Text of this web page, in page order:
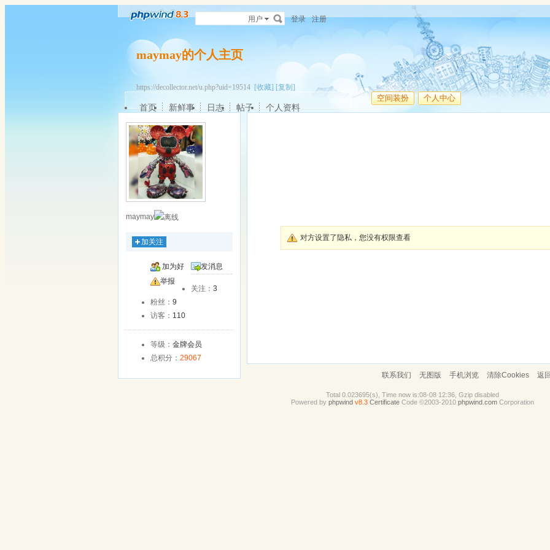
用户 登录 注册
maymay的个人主页
https://decollector.net/u.php?uid=19514 [收藏] [复制]
空间装扮 个人中心
首页 新鲜事 日志 帖子 个人资料
maymay
加关注
加为好
友
发消息
举报
关注： 3
粉丝： 9
访客： 110
等级： 金牌会员
总积分： 29067
对方设置了隐私，您没有权限查看
联系我们 无图版 手机浏览 清除Cookies 返
Total 0.023695(s), Time now is:08-08 12:36, Gzip disabled
Powered by phpwind v8.3 Certificate Code ©2003-2010 phpwind.com Corporation